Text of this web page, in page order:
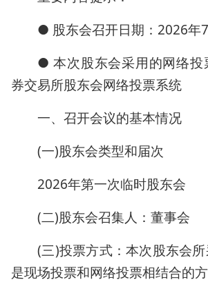
● 股东会召开日期：2026年
● 本次股东会采用的网络投
券交易所股东会网络投票系统
一、召开会议的基本情况
(一)股东会类型和届次
2026年第一次临时股东会
(二)股东会召集人：董事会
(三)投票方式：本次股东会
是现场投票和网络投票相结合的